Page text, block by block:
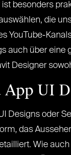
besonders
die
YouTube-
auch über eine
Designer
App UI
Designs oder
das
Wie